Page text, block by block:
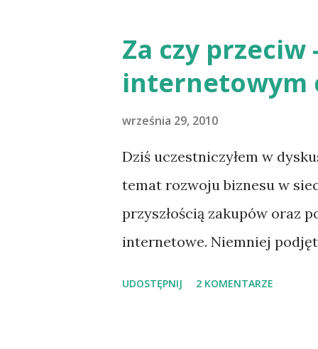
programisty gwoździem do
wszystkim z popytu na
programowania tym więcej
Za czy przeciw
internetowym
września 29, 2010
Dziś uczestniczyłem w
temat rozwoju biznesu w
przyszłością zakupów oraz
internetowe. Niemniej
UDOSTĘPNIJ 2 KOMENTARZE